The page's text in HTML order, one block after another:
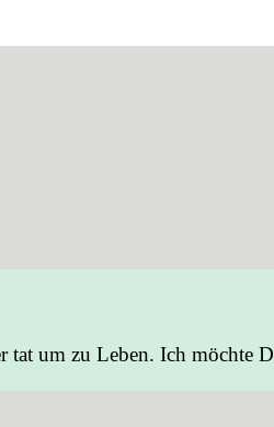
um zu Leben. Ich möchte